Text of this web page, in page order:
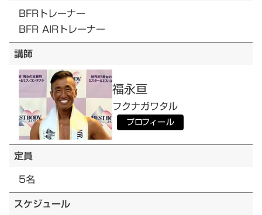
BFRトレーナー
BFR AIRトレーナー
講師
福永亘
フクナガワタル
プロフィール
定員
5名
スケジュール